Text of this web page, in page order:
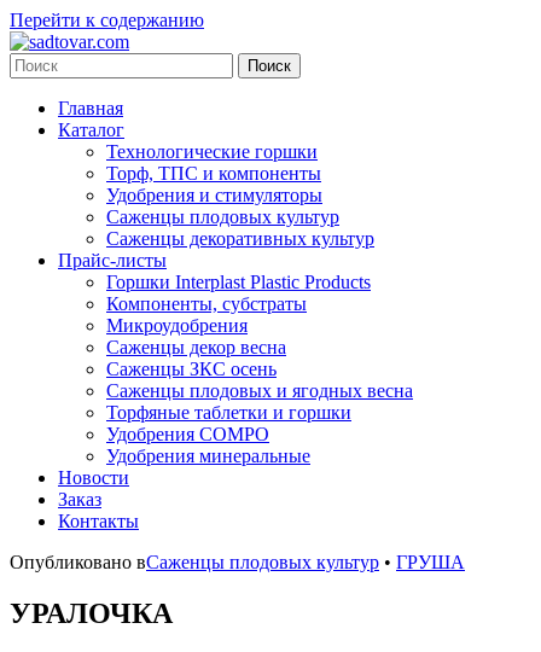
Перейти к содержанию
Главная
Каталог
Технологические горшки
Торф, ТПС и компоненты
Удобрения и стимуляторы
Саженцы плодовых культур
Саженцы декоративных культур
Прайс-листы
Горшки Interplast Plastic Products
Компоненты, субстраты
Микроудобрения
Саженцы декор весна
Саженцы ЗКС осень
Саженцы плодовых и ягодных весна
Торфяные таблетки и горшки
Удобрения COMPO
Удобрения минеральные
Новости
Заказ
Контакты
Опубликовано вСаженцы плодовых культур • ГРУША
УРАЛОЧКА